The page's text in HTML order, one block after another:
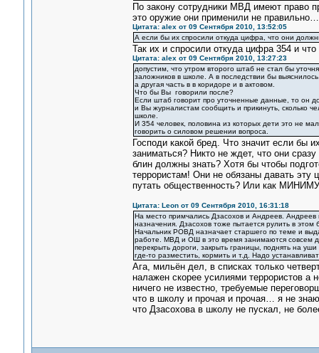
По закону сотрудники МВД имеют право
это оружие они применили не правильно…
Цитата: alex от 09 Сентября 2010, 13:52:05
А если бы их спросили откуда цифра, что они
Так их и спросили откуда цифра 354 и что
Цитата: alex от 09 Сентября 2010, 13:27:23
допустим, что утром второго штаб не стал бы
заложников в школе. А в последствии бы
а другая часть в в коридоре и в актовом.
Что бы Вы говорили после?
Если штаб говорит про уточненные данные, то он
и Вы журналистам сообщить и прикинуть, сколько
школе.
И 354 человек, половина из которых дети это не
говорить о силовом решении вопроса.
Господи какой бред. Что значит если бы
заниматься? Никто не ждет, что они
блин должны знать? Хотя бы чтобы
террористам! Они не обязаны давать эту
путать общественность? Или как
Цитата: Leon от 09 Сентября 2010, 16:31:18
На место примчались Дзасохов и Андреев. Андреев
назначения. Дзасохов тоже пытается рулить в
Начальник РОВД назначает старшего по теме и
работе. МВД и ОШ в это время занимаются совсем
перекрыть дороги, закрыть границы, поднять на
где-то разместить, кормить и т.д. Надо
Ага, мильён дел, в списках только
налажен скорее усилиями террористов а
ничего не известно, требуемые
что в школу и прочая и прочая… я не
что Дзасохова в школу не пускал, не